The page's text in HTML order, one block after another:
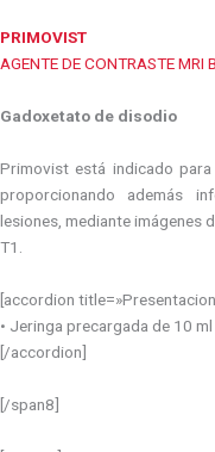
PRIMOVIST
AGENTE DE CONTRASTE MRI
Gadoxetato de disodio
Primovist está indicado
proporcionando además
lesiones, mediante imágenes
T1.
[accordion
• Jeringa precargada de 10 ml
[/accordion]
[/span8]